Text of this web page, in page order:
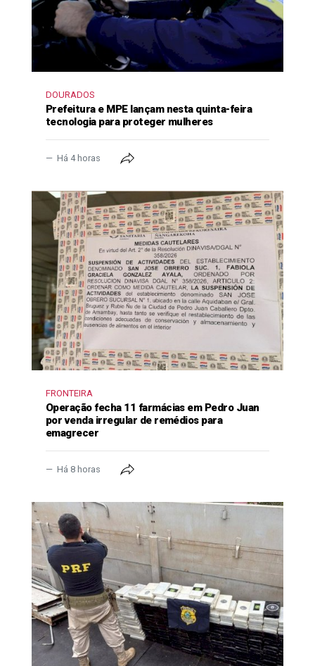
DOURADOS
Prefeitura e MPE lançam nesta quinta-feira
tecnologia para proteger mulheres
Há 4 horas
FRONTEIRA
Operação fecha 11 farmácias em Pedro Juan
por venda irregular de remédios para
emagrecer
Há 8 horas